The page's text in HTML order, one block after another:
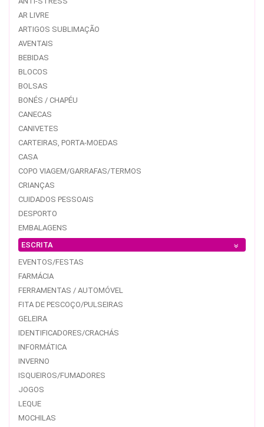
AR LIVRE
ARTIGOS SUBLIMAÇÃO
AVENTAIS
BEBIDAS
BLOCOS
BOLSAS
BONÉS / CHAPÉU
CANECAS
CANIVETES
CARTEIRAS, PORTA-MOEDAS
CASA
COPO VIAGEM/GARRAFAS/TERMOS
CRIANÇAS
CUIDADOS PESSOAIS
DESPORTO
EMBALAGENS
ESCRITA
EVENTOS/FESTAS
FARMÁCIA
FERRAMENTAS / AUTOMÓVEL
FITA DE PESCOÇO/PULSEIRAS
GELEIRA
IDENTIFICADORES/CRACHÁS
INFORMÁTICA
INVERNO
ISQUEIROS/FUMADORES
JOGOS
LEQUE
MOCHILAS